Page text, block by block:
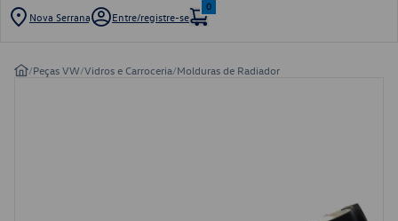
Nova Serrana Entre/registre-se
0
/Peças VW/Vidros e Carroceria/Molduras de Radiador